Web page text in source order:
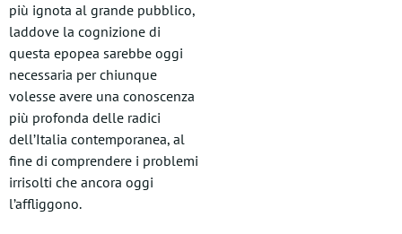
più ignota al grande pubblico,
laddove la cognizione di
questa epopea sarebbe oggi
necessaria per chiunque
volesse avere una conoscenza
più profonda delle radici
dell’Italia contemporanea, al
fine di comprendere i problemi
irrisolti che ancora oggi
l’affliggono.